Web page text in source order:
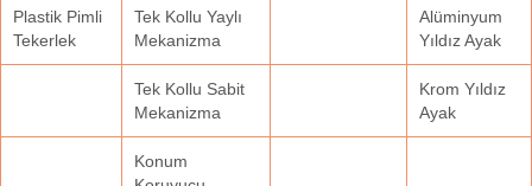
Plastik Pimli
Tekerlek
Tek Kollu Yaylı
Mekanizma
Alüminyum
Yıldız Ayak
Tek Kollu Sabit
Mekanizma
Krom Yıldız
Ayak
Konum